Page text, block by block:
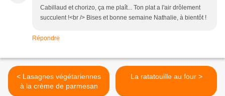
Cabillaud et chorizo, ça me plaît... Ton plat a l'air drôlement
succulent !<br /> Bises et bonne semaine Nathalie, à bientôt !
Répondre
< Lasagnes végétariennes
à la crème de parmesan
La ratatouille au four >